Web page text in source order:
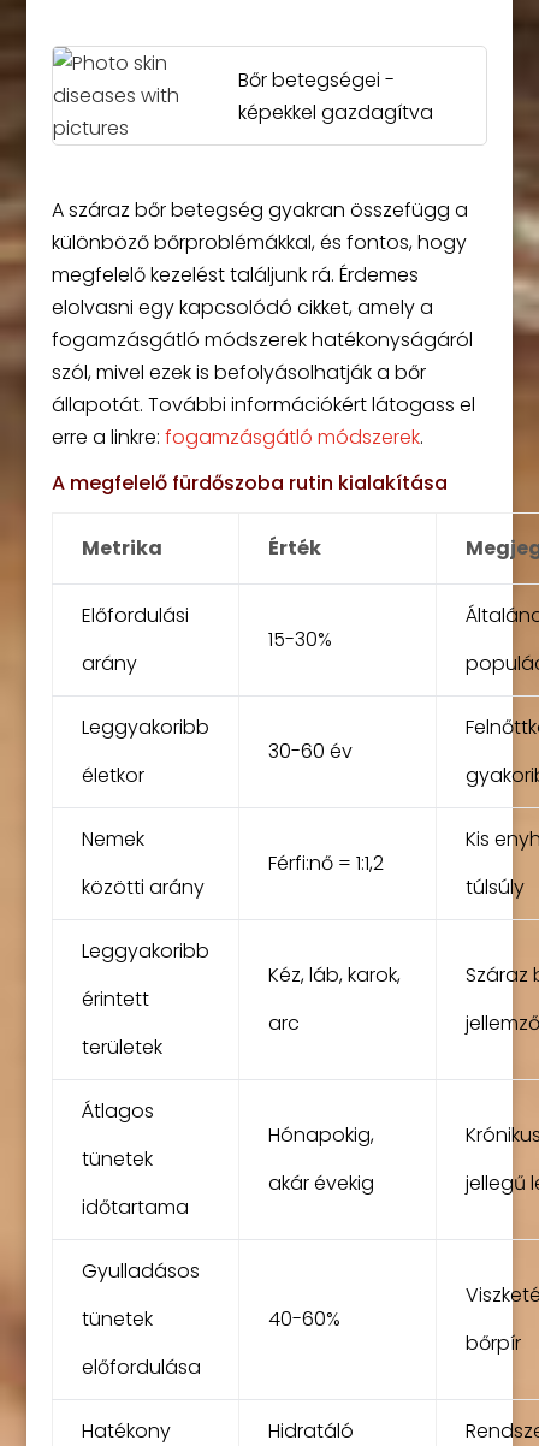
Bőr betegségei -
képekkel gazdagítva
A száraz bőr betegség gyakran összefügg a
különböző bőrproblémákkal, és fontos, hogy
megfelelő kezelést találjunk rá. Érdemes
elolvasni egy kapcsolódó cikket, amely a
fogamzásgátló módszerek hatékonyságáról
szól, mivel ezek is befolyásolhatják a bőr
állapotát. További információkért látogass el
erre a linkre: fogamzásgátló módszerek.
A megfelelő fürdőszoba rutin kialakítása
Metrika Érték
Előfordulási
arány
15-30%
Leggyakoribb
életkor
30-60 év
Nemek
közötti arány
Férfi:nő = 1:1,2
Kis
túlsúly
Leggyakoribb
érintett
területek
Kéz, láb, karok,
arc
Száraz
Átlagos
tünetek
időtartama
Hónapokig,
akár évekig
jellegű
Gyulladásos
tünetek
előfordulása
40-60%
bőrpír
Hatékony
Hidratáló